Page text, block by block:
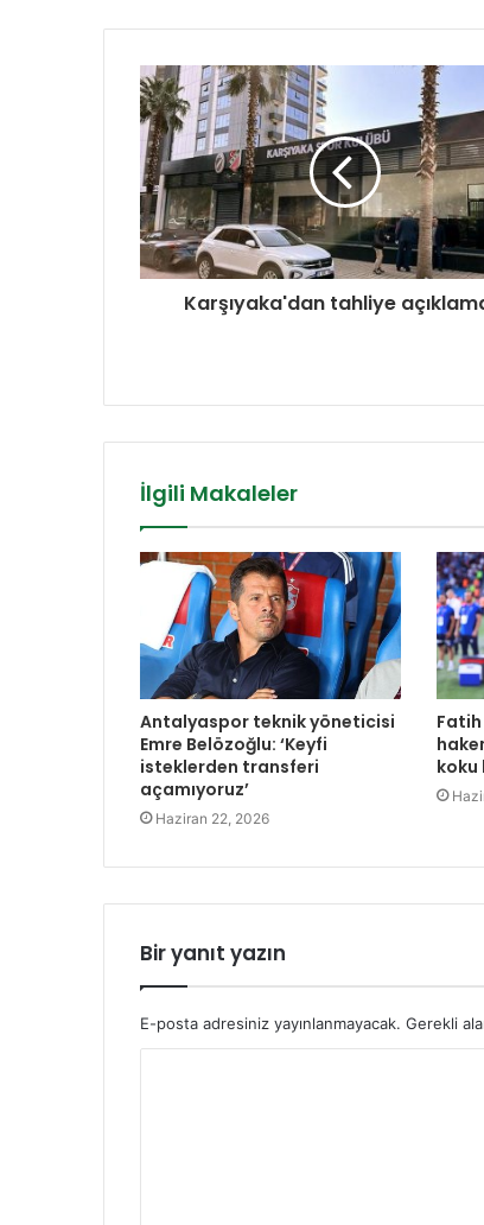
Karşıyaka'dan tahliye
İlgili Makaleler
Antalyaspor teknik yöneticisi
Emre Belözoğlu: ‘Keyfi
isteklerden transferi
açamıyoruz’
Haziran 22, 2026
Bir yanıt yazın
E-posta adresiniz yayınlanmayacak. Gerekli